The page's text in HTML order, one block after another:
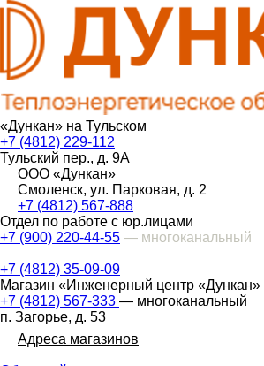
«Дункан» на Тульском
+7 (4812) 229-112
Тульский пер., д. 9А
ООО «Дункан»
Смоленск, ул. Парковая, д. 2
+7 (4812) 567-888
Отдел по работе с юр.лицами
+7 (900) 220-44-55 — многоканальный
+7 (4812) 35-09-09
Магазин «Инженерный центр «Дункан»
+7 (4812) 567-333 — многоканальный
п. Загорье, д. 53
Адреса магазинов